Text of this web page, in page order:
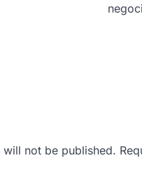
not be published.